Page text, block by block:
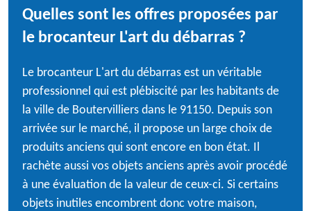
Quelles sont les offres proposées par
le brocanteur L'art du débarras ?
Le brocanteur L'art du débarras est un véritable
professionnel qui est plébiscité par les habitants de
la ville de Boutervilliers dans le 91150. Depuis son
arrivée sur le marché, il propose un large choix de
produits anciens qui sont encore en bon état. Il
rachète aussi vos objets anciens après avoir procédé
à une évaluation de la valeur de ceux-ci. Si certains
objets inutiles encombrent donc votre maison,